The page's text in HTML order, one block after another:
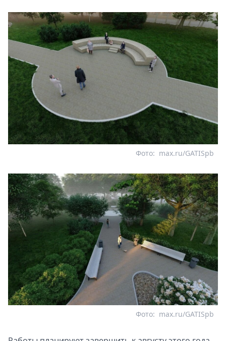
max.ru/GATISpb
Фото:
max.ru/GATISpb
Фото: